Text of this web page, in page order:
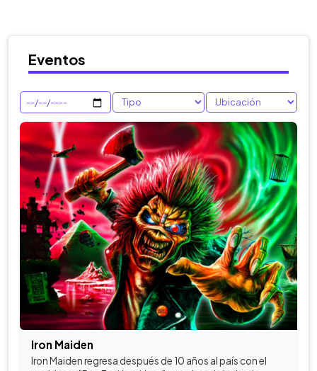
Eventos
Iron Maiden
Iron Maiden regresa después de 10 años al país con el